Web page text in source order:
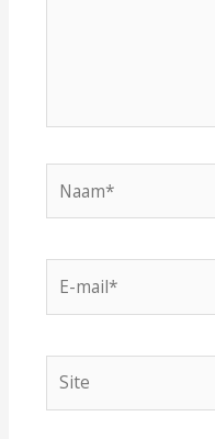
mail*